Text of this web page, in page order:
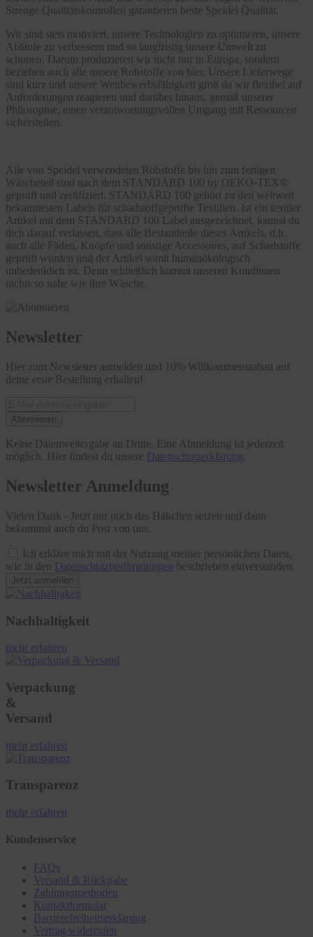
Strenge Qualitätskontrollen garantieren beste Speidel Qualität.
Wir sind stets motiviert, unsere Technologien zu optimieren, unsere
Abläufe zu verbessern und so langfristig unsere Umwelt zu
schonen. Darum produzieren wir nicht nur in Europa, sondern
beziehen auch alle unsere Rohstoffe von hier. Unsere Lieferwege
sind kurz und unsere Wettbewerbsfähigkeit groß da wir flexibel auf
Anforderungen reagieren und darüber hinaus, gemäß unserer
Philosophie, einen verantwortungsvollen Umgang mit Ressourcen
sicherstellen.
Alle von Speidel verwendeten Rohstoffe bis hin zum fertigen
Wäscheteil sind nach dem STANDARD 100 by OEKO-TEX®
geprüft und zertifiziert. STANDARD 100 gehört zu den weltweit
bekanntesten Labels für schadstoffgeprüfte Textilien. Ist ein textiler
Artikel mit dem STANDARD 100 Label ausgezeichnet, kannst du
dich darauf verlassen, dass alle Bestandteile dieses Artikels, d.h.
auch alle Fäden, Knöpfe und sonstige Accessoires, auf Schadstoffe
geprüft wurden und der Artikel somit humanökologisch
unbedenklich ist. Denn schließlich kommt unseren Kundinnen
nichts so nahe wie ihre Wäsche.
Newsletter
Hier zum Newsletter anmelden und 10% Willkommensrabatt auf
deine erste Bestellung erhalten!
Abonnieren
Keine Datenweitergabe an Dritte. Eine Abmeldung ist jederzeit
möglich. Hier findest du unsere Datenschutzerklärung
Newsletter Anmeldung
Vielen Dank - Jetzt nur noch das Häkchen setzen und dann
bekommst auch du Post von uns.
Ich erkläre mich mit der Nutzung meiner persönlichen Daten,
wie in den Datenschutzbestimmungen beschrieben einverstanden.
Jetzt anmelden
Nachhaltigkeit
mehr erfahren
Verpackung
&
Versand
mehr erfahren
Transparenz
mehr erfahren
Kundenservice
FAQs
Versand & Rückgabe
Zahlungsmethoden
Kontaktformular
Barrierefreiheitserklärung
Vertrag widerrufen